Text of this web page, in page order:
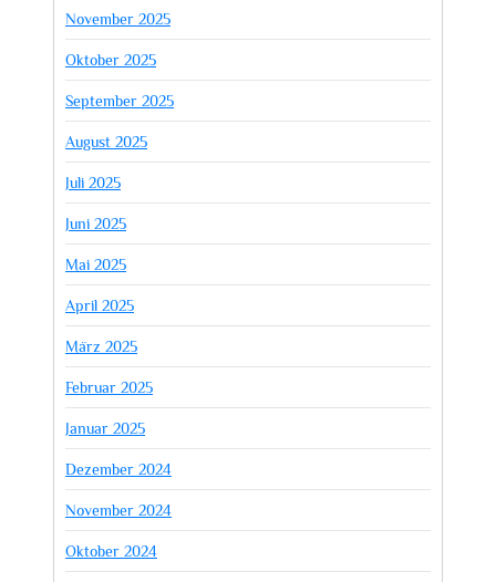
November 2025
Oktober 2025
September 2025
August 2025
Juli 2025
Juni 2025
Mai 2025
April 2025
März 2025
Februar 2025
Januar 2025
Dezember 2024
November 2024
Oktober 2024